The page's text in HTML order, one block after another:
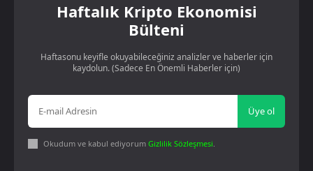
Haftalık Kripto Ekonomisi
Bülteni
Haftasonu keyifle okuyabileceğiniz analizler ve haberler için
kaydolun. (Sadece En Önemli Haberler için)
Üye ol
Okudum ve kabul ediyorum Gizlilik Sözleşmesi.